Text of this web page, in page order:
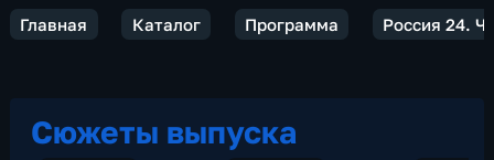
Главная Каталог Программа Россия 24.
Сюжеты выпуска